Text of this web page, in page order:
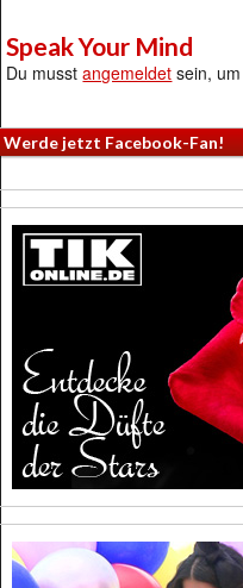
Speak Your Mind
Du musstangemeldet sein,
Werde jetzt Facebook-Fan!